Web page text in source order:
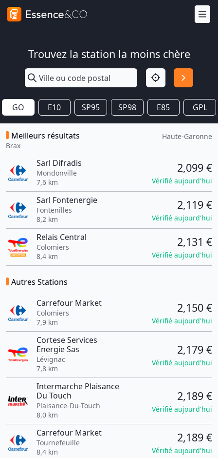
Trouvez la station la moins chère
GO E10 SP95 SP98 E85 GPL
Meilleurs résultats
Brax
Haute-Garonne
Sarl Difradis
Mondonville
7,6 km
2,099 €
Vérifié aujourd'hui
Sarl Fontenergie
Fontenilles
8,2 km
2,119 €
Vérifié aujourd'hui
Relais Central
Colomiers
8,4 km
2,131 €
Vérifié aujourd'hui
Autres Stations
Carrefour Market
Colomiers
7,9 km
2,150 €
Vérifié aujourd'hui
Cortese Services
Energie Sas
Lévignac
7,8 km
2,179 €
Vérifié aujourd'hui
Intermarche Plaisance
Du Touch
Plaisance-Du-Touch
8,0 km
2,189 €
Vérifié aujourd'hui
Carrefour Market
Tournefeuille
8,4 km
2,189 €
Vérifié aujourd'hui